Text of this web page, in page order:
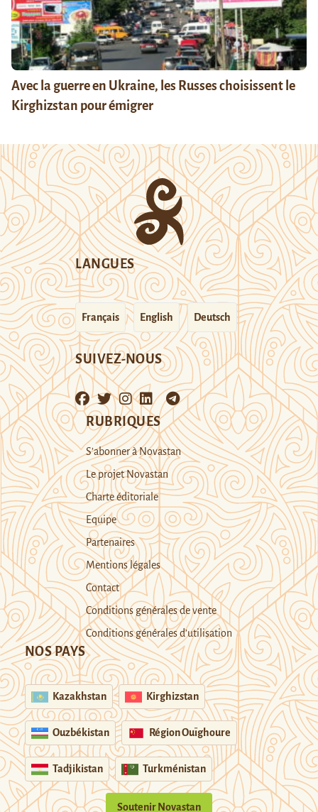
Avec la guerre en Ukraine, les Russes choisissent le
Kirghizstan pour émigrer
LANGUES
Français English Deutsch
SUIVEZ-NOUS
RUBRIQUES
S’abonner à Novastan
Le projet Novastan
Charte éditoriale
Equipe
Partenaires
Mentions légales
Contact
Conditions générales de vente
Conditions générales d’utilisation
NOS PAYS
Kazakhstan Kirghizstan
Ouzbékistan Région Ouïghoure
Tadjikistan Turkménistan
Soutenir Novastan